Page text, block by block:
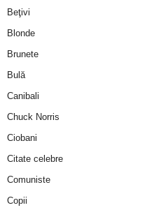
Beţivi
Blonde
Brunete
Bulă
Canibali
Chuck Norris
Ciobani
Citate celebre
Comuniste
Copii